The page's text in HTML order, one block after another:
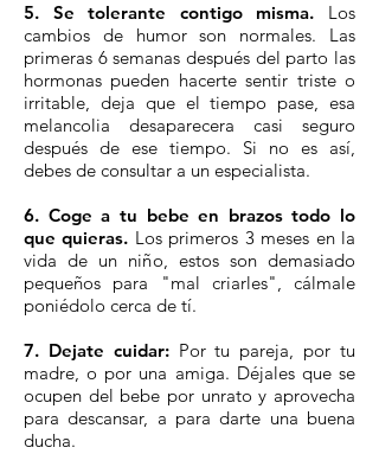
5. Se tolerante contigo misma. Los
cambios de humor son normales. Las
primeras 6 semanas después del parto las
hormonas pueden hacerte sentir triste o
irritable, deja que el tiempo pase, esa
melancolia desaparecera casi seguro
después de ese tiempo. Si no es así,
debes de consultar a un especialista.
6. Coge a tu bebe en brazos todo lo
que quieras. Los primeros 3 meses en la
vida de un niño, estos son demasiado
pequeños para "mal criarles", cálmale
poniédolo cerca de tí.
7. Dejate cuidar:Por tu pareja, por tu
madre, o por una amiga. Déjales que se
ocupen del bebe por unrato y aprovecha
para descansar, a para darte una buena
ducha.